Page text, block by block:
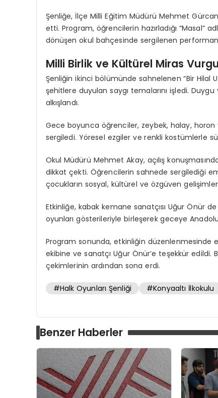
Şenliğe, İlçe Milli Eğitim Müdürü Mehmet
etti. Program, öğrencilerin hazırladığı “Masal”
dönüşen okul bahçesinde sergilenen
Milli Birlik ve Kültürel Miras
Şenliğin ikinci bölümünde sahnelenen “Bir Hilal
şehitlere duyulan saygı temalarını işledi.
alkışlandı.
Gece boyunca öğrenciler, zeybek, halay, horon
sergiledi. Yöresel ezgiler ve renkli kostümlerle
Okul Müdürü Mehmet Akay, açılış
dikkat çekti. Öğrencilerin sahnede sergilediği
çocukların sosyal, kültürel ve özgüven
Etkinliğe, kabak kemane sanatçısı Uğur Önür
oyunları gösterileriyle birleşerek geceye
Program sonunda, etkinliğin
ekibine ve sanatçı Uğur Önür’e teşekkür edildi.
çekimlerinin ardından sona erdi.
#Halk Oyunları Şenliği #Konyaaltı İlkokulu
Benzer Haberler